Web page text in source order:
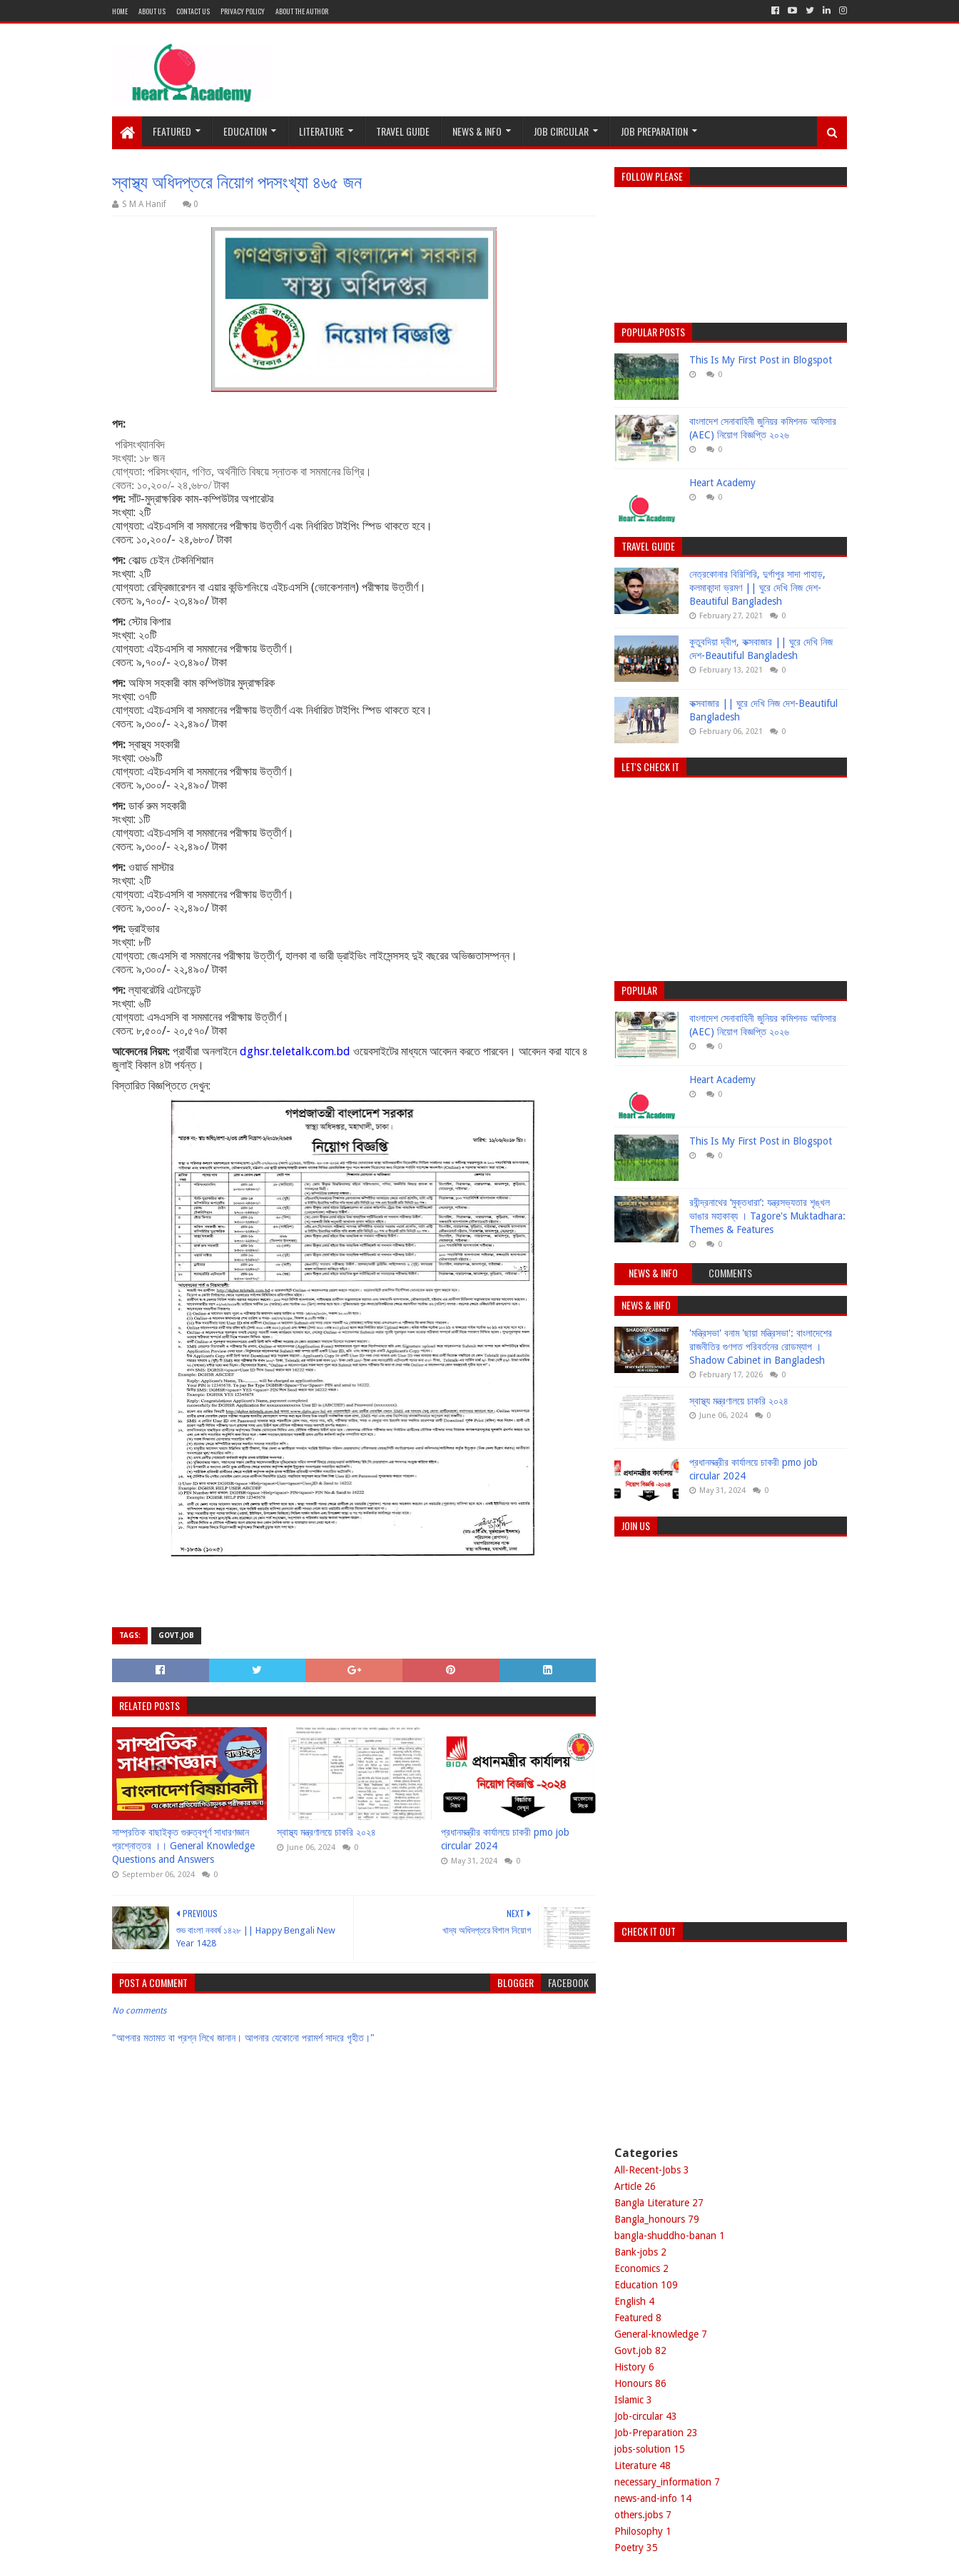
HOME ABOUT US CONTACT US PRIVACY POLICY ABOUT THE AUTHOR
FEATURED EDUCATION LITERATURE TRAVEL GUIDE NEWS & INFO JOB CIRCULAR JOB PREPARATION
স্বাস্থ্য অধিদপ্তরে নিয়োগ পদসংখ্যা ৪৬৫ জন
S M A Hanif 0
পদ:
পরিসংখ্যানবিদ
সংখ্যা: ১৮ জন
যোগ্যতা: পরিসংখ্যান, গণিত, অর্থনীতি বিষয়ে স্নাতক বা সমমানের ডিগ্রি।
বেতন: ১০,২০০/- ২৪,৬৮০/টাকা
পদ: সাঁট-মুদ্রাক্ষরিক কাম-কম্পিউটার অপারেটর
সংখ্যা: ২টি
যোগ্যতা: এইচএসসি বা সমমানের পরীক্ষায় উত্তীর্ণ এবং নির্ধারিত টাইপিং স্পিড থাকতে হবে।
বেতন: ১০,২০০/- ২৪,৬৮০/ টাকা
পদ: কোল্ড চেইন টেকনিশিয়ান
সংখ্যা: ২টি
যোগ্যতা: রেফ্রিজারেশন বা এয়ার কন্ডিশনিংয়ে এইচএসসি (ভোকেশনাল) পরীক্ষায় উত্তীর্ণ।
বেতন: ৯,৭০০/- ২৩,৪৯০/ টাকা
পদ: স্টোর কিপার
সংখ্যা: ২০টি
যোগ্যতা: এইচএসসি বা সমমানের পরীক্ষায় উত্তীর্ণ।
বেতন: ৯,৭০০/- ২৩,৪৯০/ টাকা
পদ: অফিস সহকারী কাম কম্পিউটার মুদ্রাক্ষরিক
সংখ্যা: ৩৭টি
যোগ্যতা: এইচএসসি বা সমমানের পরীক্ষায় উত্তীর্ণ এবং নির্ধারিত টাইপিং স্পিড থাকতে হবে।
বেতন: ৯,৩০০/- ২২,৪৯০/ টাকা
পদ:স্বাস্থ্য সহকারী
সংখ্যা: ৩৬৯টি
যোগ্যতা: এইচএসসি বা সমমানের পরীক্ষায় উত্তীর্ণ।
বেতন: ৯,৩০০/- ২২,৪৯০/ টাকা
পদ: ডার্ক রুম সহকারী
সংখ্যা: ১টি
যোগ্যতা: এইচএসসি বা সমমানের পরীক্ষায় উত্তীর্ণ।
বেতন: ৯,৩০০/- ২২,৪৯০/ টাকা
পদ: ওয়ার্ড মাস্টার
সংখ্যা: ২টি
যোগ্যতা: এইচএসসি বা সমমানের পরীক্ষায় উত্তীর্ণ।
বেতন: ৯,৩০০/- ২২,৪৯০/ টাকা
পদ:ড্রাইভার
সংখ্যা: ৮টি
যোগ্যতা: জেএসসি বা সমমানের পরীক্ষায় উত্তীর্ণ, হালকা বা ভারী ড্রাইভিং লাইসেন্সসহ দুই বছরের অভিজ্ঞতাসম্পন্ন।
বেতন: ৯,৩০০/- ২২,৪৯০/ টাকা
পদ:ল্যাবরেটরি এটেনডেন্ট
সংখ্যা: ৬টি
যোগ্যতা: এসএসসি বা সমমানের পরীক্ষায় উত্তীর্ণ।
বেতন: ৮,৫০০/- ২০,৫৭০/ টাকা
আবেদনের নিয়ম: প্রার্থীরা অনলাইনে dghsr.teletalk.com.bd ওয়েবসাইটের মাধ্যমে আবেদন করতে পারবেন। আবেদন করা যাবে ৪
জুলাই বিকাল ৪টা পর্যন্ত।
বিস্তারিত বিজ্ঞপ্তিতে দেখুন:
TAGS: GOVT.JOB
RELATED POSTS
সাম্প্রতিক বাছাইকৃত গুরুত্বপূর্ণ সাধারণজ্ঞান
প্রশ্নোত্তর ।। General Knowledge
Questions and Answers
September 06, 2024 0
স্বাস্থ্য মন্ত্রণালয়ে চাকরি ২০২৪
June 06, 2024 0
প্রধানমন্ত্রীর কার্যালয়ে চাকরী pmo job
circular 2024
May 31, 2024 0
NEXT
খাদ্য অধিদপ্তরে বিশাল নিয়োগ
PREVIOUS
শুভ বাংলা নববর্ষ ১৪২৮ || Happy Bengali New
Year 1428
POST A COMMENT BLOGGER FACEBOOK
No comments
"আপনার মতামত বা প্রশ্ন লিখে জানান। আপনার যেকোনো পরামর্শ সাদরে গৃহীত।"
FOLLOW PLEASE
POPULAR POSTS
This Is My First Post in Blogspot
0
বাংলাদেশ সেনাবাহিনী জুনিয়র কমিশনড অফিসার
(AEC) নিয়োগ বিজ্ঞপ্তি ২০২৬
0
Heart Academy
0
TRAVEL GUIDE
নেত্রকোনার বিরিশিরি, দুর্গাপুর সাদা পাহাড়,
কলমাকান্দা ভ্রমণ || ঘুরে দেখি নিজ দেশ-
Beautiful Bangladesh
February 27, 2021 0
কুতুবদিয়া দ্বীপ, কক্সবাজার || ঘুরে দেখি নিজ
দেশ-Beautiful Bangladesh
February 13, 2021 0
কক্সবাজার || ঘুরে দেখি নিজ দেশ-Beautiful
Bangladesh
February 06, 2021 0
LET'S CHECK IT
POPULAR
বাংলাদেশ সেনাবাহিনী জুনিয়র কমিশনড অফিসার
(AEC) নিয়োগ বিজ্ঞপ্তি ২০২৬
0
Heart Academy
0
This Is My First Post in Blogspot
0
রবীন্দ্রনাথের ‘মুক্তধারা’: যন্ত্রসভ্যতার শৃঙ্খল
ভাঙার মহাকাব্য । Tagore's Muktadhara:
Themes & Features
0
NEWS & INFO COMMENTS
NEWS & INFO
'মন্ত্রিসভা' বনাম 'ছায়া মন্ত্রিসভা': বাংলাদেশের
রাজনীতির গুণগত পরিবর্তনের রোডম্যাপ ।
Shadow Cabinet in Bangladesh
February 17, 2026 0
স্বাস্থ্য মন্ত্রণালয়ে চাকরি ২০২৪
June 06, 2024 0
প্রধানমন্ত্রীর কার্যালয়ে চাকরী pmo job
circular 2024
May 31, 2024 0
JOIN US
CHECK IT OUT
Categories
All-Recent-Jobs 3
Article 26
Bangla Literature 27
Bangla_honours 79
bangla-shuddho-banan 1
Bank-jobs 2
Economics 2
Education 109
English 4
Featured 8
General-knowledge 7
Govt.job 82
History 6
Honours 86
Islamic 3
Job-circular 43
Job-Preparation 23
jobs-solution 15
Literature 48
necessary_information 7
news-and-info 14
others.jobs 7
Philosophy 1
Poetry 35